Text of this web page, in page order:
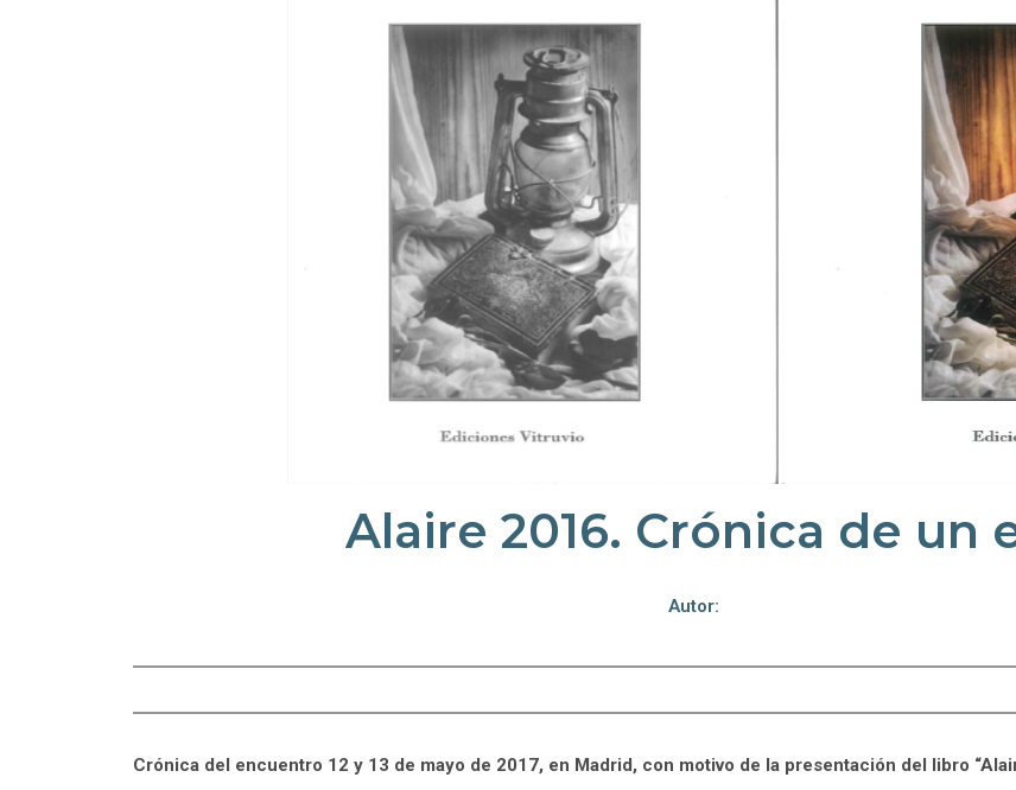
Alaire 2016. Crónica de un
Autor:
Crónica del encuentro 12 y 13 de mayo de 2017, en Madrid, con motivo de la presentación del libro